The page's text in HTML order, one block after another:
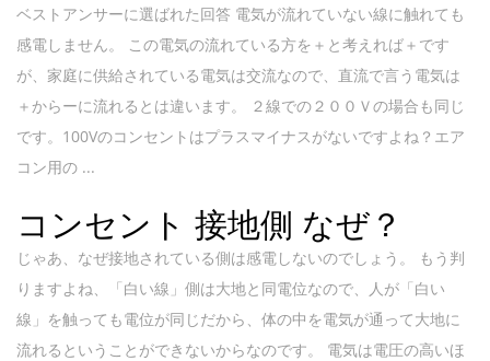
ベストアンサーに選ばれた回答 電気が流れていない線に触れても
感電しません。 この電気の流れている方を＋と考えれば＋です
が、家庭に供給されている電気は交流なので、直流で言う電気は
＋からーに流れるとは違います。 ２線での２００Ｖの場合も同じ
です。100Vのコンセントはプラスマイナスがないですよね？エア
コン用の ...
コンセント 接地側 なぜ？
じゃあ、なぜ接地されている側は感電しないのでしょう。 もう判
りますよね、「白い線」側は大地と同電位なので、人が「白い
線」を触っても電位が同じだから、体の中を電気が通って大地に
流れるということができないからなのです。 電気は電圧の高いほ